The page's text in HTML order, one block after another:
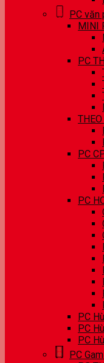
PC văn
MINI
PC
PC
PC
PC
PC
PC
PC